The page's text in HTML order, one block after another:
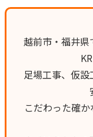
越前市・福井
足場工事、仮設
こだわった確